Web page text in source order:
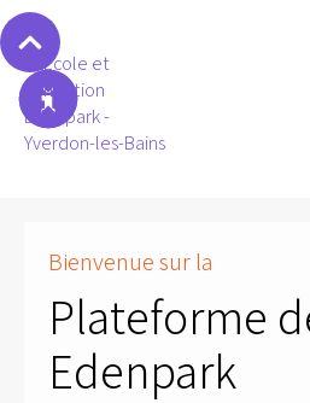
Bienvenue sur la
Plateforme
Edenpark